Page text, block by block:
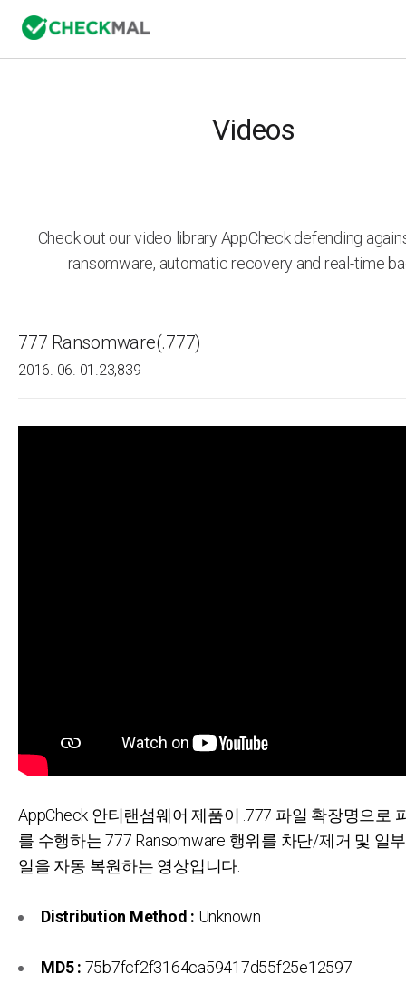
Videos
Check out our video library AppCheck defending
ransomware, automatic recovery and real-time
777 Ransomware(.777)
2016. 06. 01.23,839
AppCheck 안티랜섬웨어 제품이 .777 파일 확장명으로
를 수행하는 777 Ransomware 행위를 차단/제거 및 일
일을 자동 복원하는 영상입니다.
Distribution Method : Unknown
MD5 : 75b7fcf2f3164ca59417d55f25e12597